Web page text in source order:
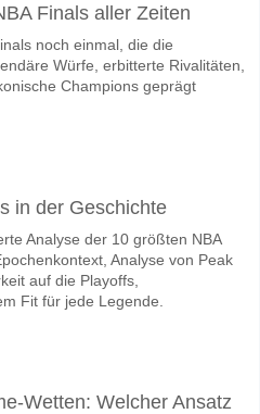
Finals aller Zeiten
noch einmal, die die
Würfe, erbitterte Rivalitäten,
Champions geprägt
in der Geschichte
Analyse der 10 größten NBA
Analyse von Peak
auf die Playoffs,
Fit für jede Legende.
Wetten: Welcher Ansatz